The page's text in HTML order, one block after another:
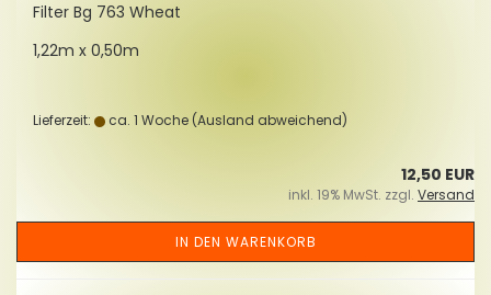
Fil­ter Bg 763 Wheat
1,22m x 0,50m
Lieferzeit: ca. 1 Woche (Ausland abweichend)
12,50 EUR
inkl. 19% MwSt. zzgl. Versand
IN DEN WARENKORB